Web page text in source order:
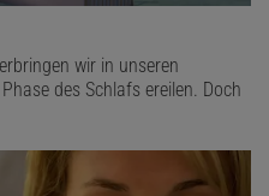
wir in unseren
des Schlafs ereilen. Doch